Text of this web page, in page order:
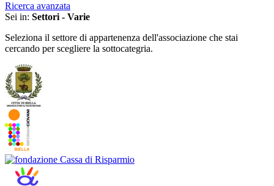
Ricerca avanzata
Sei in: Settori - Varie
Seleziona il settore di appartenenza dell'associazione che stai
cercando per scegliere la sottocategria.